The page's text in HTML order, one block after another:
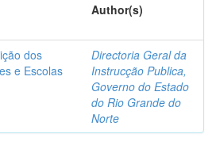
Author(s)
dos
e Escolas
Directoria Geral da
Instrucção Publica,
Governo do Estado
do Rio Grande do
Norte